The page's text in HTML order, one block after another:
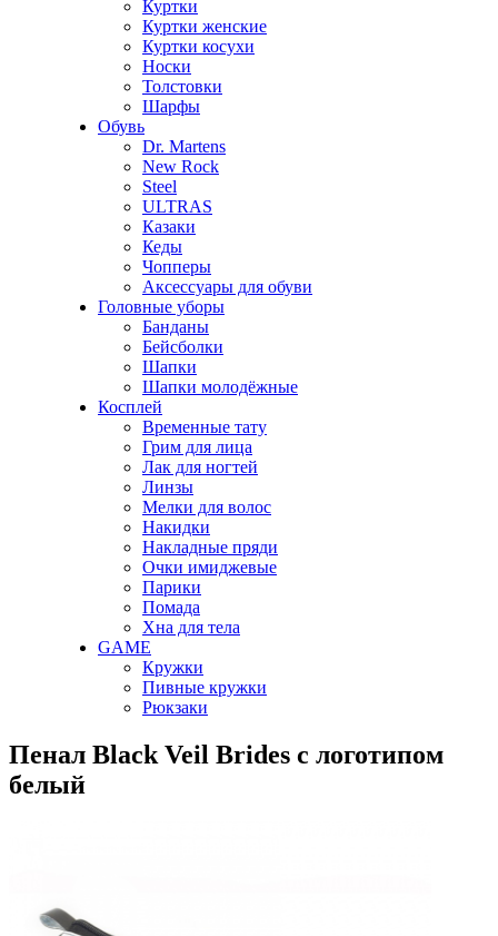
Куртки
Куртки женские
Куртки косухи
Носки
Толстовки
Шарфы
Обувь
Dr. Martens
New Rock
Steel
ULTRAS
Казаки
Кеды
Чопперы
Аксессуары для обуви
Головные уборы
Банданы
Бейсболки
Шапки
Шапки молодёжные
Косплей
Временные тату
Грим для лица
Лак для ногтей
Линзы
Мелки для волос
Накидки
Накладные пряди
Очки имиджевые
Парики
Помада
Хна для тела
GAME
Кружки
Пивные кружки
Рюкзаки
Пенал Black Veil Brides с логотипом
белый